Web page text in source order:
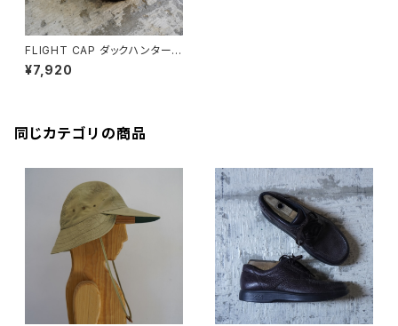
FLIGHT CAP ダックハンターカ
モ
¥7,920
同じカテゴリの商品